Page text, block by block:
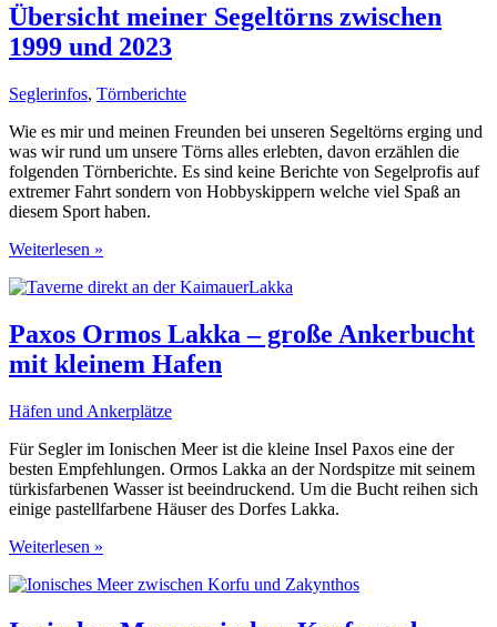
Linksammlung
Übersicht meiner Segeltörns zwischen
1999 und 2023
Seglerinfos, Törnberichte
Wie es mir und meinen Freunden bei unseren Segeltörns erging und
was wir rund um unsere Törns alles erlebten, davon erzählen die
folgenden Törnberichte. Es sind keine Berichte von Segelprofis auf
extremer Fahrt sondern von Hobbyskippern welche viel Spaß an
diesem Sport haben.
Übersicht
Segeltörns
1999
und
2023
Weiterlesen »
Paxos Ormos Lakka – große Ankerbucht
mit kleinem Hafen
Häfen und Ankerplätze
Für Segler im Ionischen Meer ist die kleine Insel Paxos eine der
besten Empfehlungen. Ormos Lakka an der Nordspitze mit seinem
türkisfarbenen Wasser ist beeindruckend. Um die Bucht reihen sich
einige pastellfarbene Häuser des Dorfes Lakka.
Paxos
Lakka
Weiterlesen »